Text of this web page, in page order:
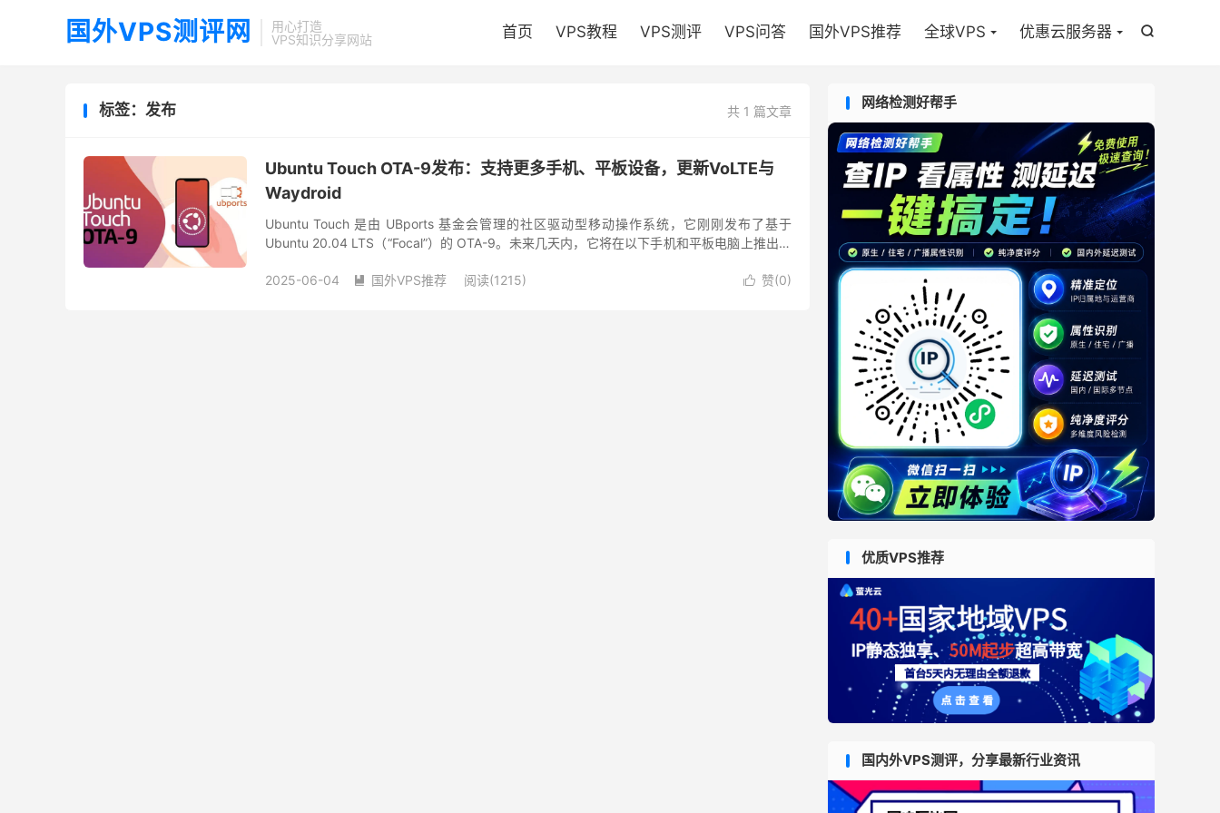
国外VPS测评网
用心打造
VPS知识分享网站

首页 VPS教程 VPS测评 VPS问答 国外VPS推荐 全球VPS 优惠云服务器
共 1 篇文章
标签：发布
Ubuntu Touch OTA-9发布：支持更多手机、平板设备，更新VoLTE与
Waydroid
Ubuntu Touch 是由 UBports 基金会管理的社区驱动型移动操作系统，它刚刚发布了基于
Ubuntu 20.04 LTS（“Focal”）的 OTA-9。未来几天内，它将在以下手机和平板电脑上推出，
 赞(0)
2025-06-04  国外VPS推荐 阅读(1215)
网络检测好帮手
优质VPS推荐
国内外VPS测评，分享最新行业资讯